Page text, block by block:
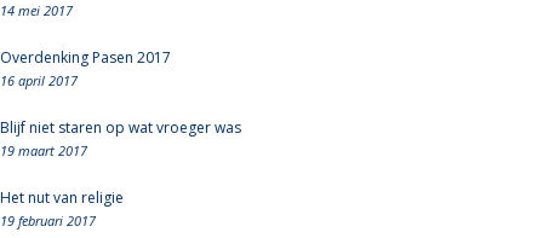
14 mei 2017
Overdenking Pasen 2017
16 april 2017
Blijf niet staren op wat vroeger was
19 maart 2017
Het nut van religie
19 februari 2017